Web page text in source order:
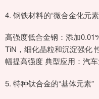
4. 钢铁材料的“微合金化元
高强度低合金钢：添加
TiN，细化晶粒和沉淀强化
幅提高强度 典型应用：汽
5. 特种钛合金的“基体元素”